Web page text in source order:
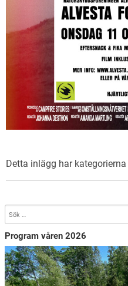
Detta inlägg har kategorierna
Program våren 2026